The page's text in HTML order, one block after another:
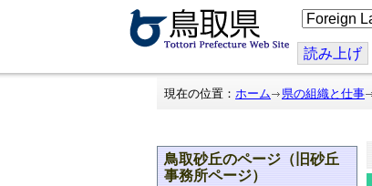
こ
の
ジ
を
翻
読み上げ
現在の位置： ホーム 県の組織と仕事
鳥取砂丘のページ（旧砂丘
事務所ページ）